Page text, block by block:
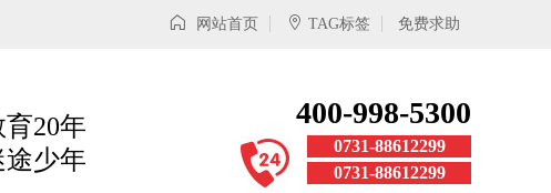
网站首页 TAG标签 免费求助
20年
途少年
400-998-5300
0731-88612299
0731-88612299